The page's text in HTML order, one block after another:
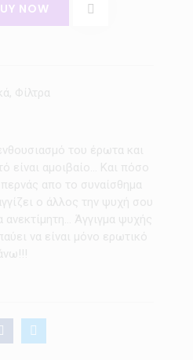
NOW
, Φίλτρα
του έρωτα και
είναι αμοιβαίο… Και πόσο
απο το συναίσθημα
ο άλλος την ψυχή σου
ανεκτίμητη… Άγγιγμα ψυχής
να είναι μόνο ερωτικό